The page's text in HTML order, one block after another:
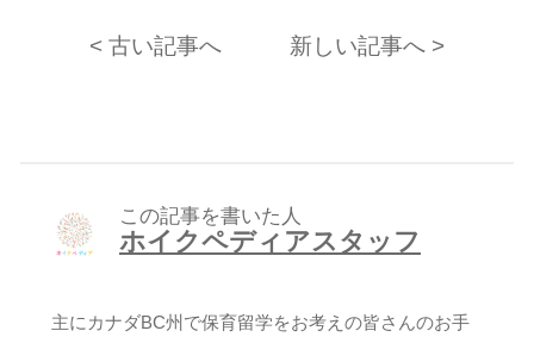
< 古い記事へ 新しい記事へ >
この記事を書いた人
ホイクペディアスタッフ
主にカナダBC州で保育留学をお考えの皆さんのお手